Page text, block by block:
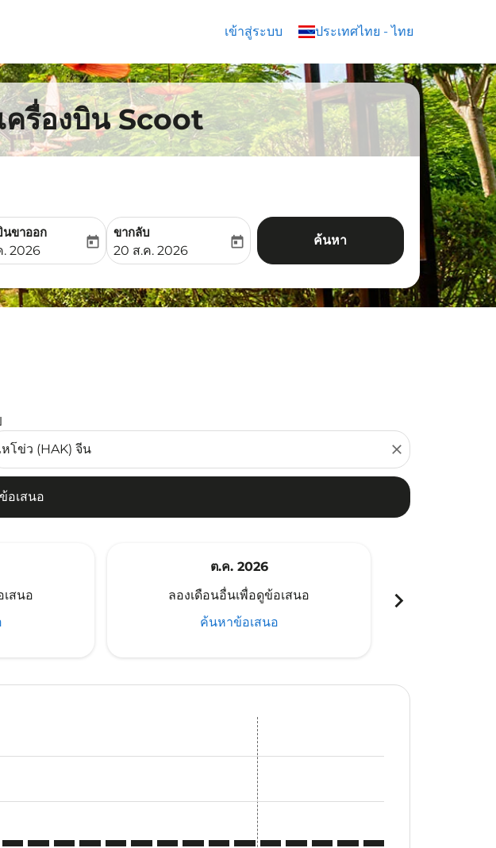
เข้าสู่ระบบ ประเทศไทย - ไทย
keyboard_arrow_down
ครื่องบิน Scoot
นขาออก
departure-date-aria-label
. 2026
today
ขากลับ
fc-booking-return-date-aria-label
20 ส.ค. 2026
today ค้นหา
close
อเสนอ
สนอ
เสนอ
ต.ค. 2026
ลองเดือนอื่นเพื่อดูข้อเสนอ
ค้นหาข้อเสนอ
chevron_right
cmp-view-offers-disclaimer. ค้นหาข้อเสนอ
CEB–HAK: cmp-view-offers-disclaimer. ค้นหาข้อเสนอ
CEB–HAK: cmp-view-offers-disclaimer. ค้นหาข้อเสนอ
CEB–HAK: cmp-view-offers-disclaimer. ค้นหาข้อเสนอ
CEB–HAK: cmp-view-offers-disclaimer. ค้นหาข้อเสนอ
CEB–HAK: cmp-view-offers-disclaimer. ค้นหาข้อเสนอ
CEB–HAK: cmp-view-offers-disclaimer. ค้นหาข้อเสนอ
CEB–HAK: cmp-view-offers-disclaimer. ค้นหาข้อเสนอ
CEB–HAK: cmp-view-offers-disclaimer. ค้นหาข้อเสนอ
CEB–HAK: cmp-view-offers-disclaimer. ค้นหาข้อเ
CEB–HAK: cmp-view-offers-disclaimer. ค้นห